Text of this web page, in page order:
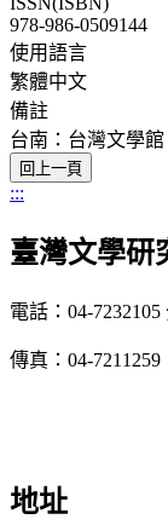
978-986-0509144
使用語言
繁體中文
備註
台南：台灣文學館
:::
臺灣文學研
電話：04-
傳真：04-7211259
地址